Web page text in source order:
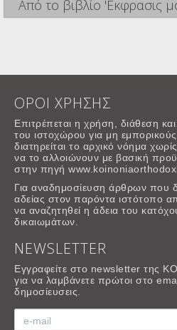
Από το βιβλίο 'Εκφρασις
ΟΡΟΙ ΧΡΗΣΗΣ
Επιτρέπεται η χρήση, διάθεση
του ιστοχώρου για μη
διατηρείται το αρχικό νόημα
να το αλλοιώνουν με βασική
στην πηγή
Για αναδημοσίευση άρθρων που
αδείας στον παρόντα ιστότοπο
να αναζητηθεί η άδεια του
δικαιωμάτων.
NEWSLETTER
Εγγραφείτε στο newsletter της
για να λαμβάνετε πρώτοι στο
δημοσίευσεις.